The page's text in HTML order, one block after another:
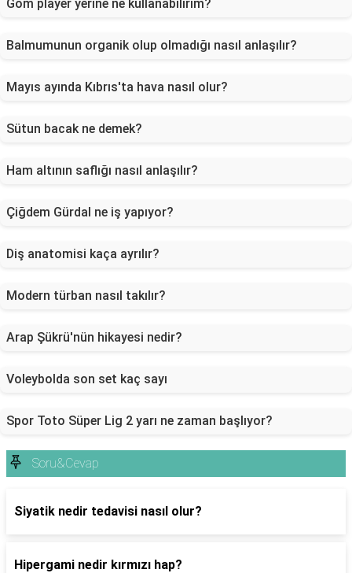
Gom player yerine ne kullanabilirim?
Balmumunun organik olup olmadığı nasıl anlaşılır?
Mayıs ayında Kıbrıs'ta hava nasıl olur?
Sütun bacak ne demek?
Ham altının saflığı nasıl anlaşılır?
Çiğdem Gürdal ne iş yapıyor?
Diş anatomisi kaça ayrılır?
Modern türban nasıl takılır?
Arap Şükrü'nün hikayesi nedir?
Voleybolda son set kaç sayı
Spor Toto Süper Lig 2 yarı ne zaman başlıyor?
Soru&Cevap
Siyatik nedir tedavisi nasıl olur?
Hipergami nedir kırmızı hap?